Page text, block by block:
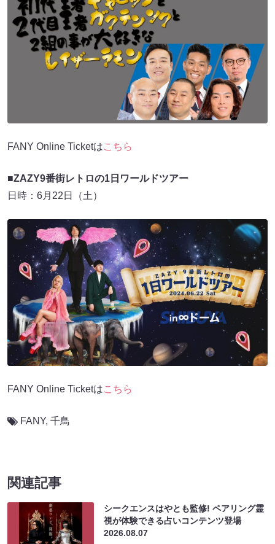
FANY Online Ticketはこちら
■ZAZY9番街レトロの1日ワールドツアー
日時：6月22日（土）
FANY Online Ticketはこちら
FANY, 千鳥
関連記事
シークエンスはやとも監修! ペアリング霊
視が体験できる占いコンテンツ登場
2026.08.07